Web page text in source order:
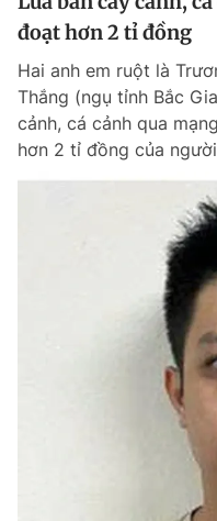
Chuyên mục khác
Chào ngày mới
Đổi mật khẩu
Tin đã lưu
Tin đã xem
đoạt hơn 2 tỉ đồng
Hai anh em ruột là
Thắng (ngụ tỉnh Bắc
cảnh, cá cảnh qua
hơn 2 tỉ đồng của